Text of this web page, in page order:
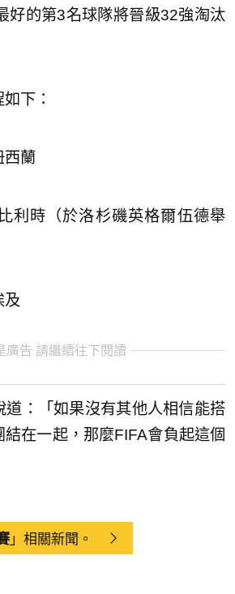
好的第3名球隊將晉級32強淘汰
下：
西蘭
利時（於洛杉磯英格爾伍德舉
及
廣告 請繼續往下閱讀
道：「如果沒有其他人相信能搭
在一起，那麼FIFA會負起這個
」相關新聞。